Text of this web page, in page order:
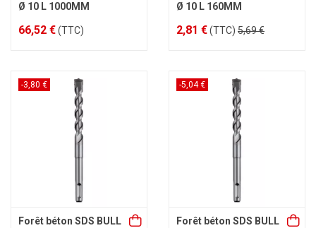
Ø 10 L 1000MM
66,52 €(TTC)
Ø 10 L 160MM
2,81 €(TTC) 5,69 €
-3,80 €
Forêt béton SDS BULL
-5,04 €
Forêt béton SDS BULL